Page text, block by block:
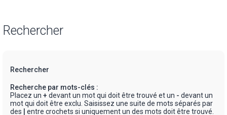
Rechercher
Rechercher
Recherche par mots-clés :
Placez un + devant un mot qui doit être trouvé et un - devant un
mot qui doit être exclu. Saisissez une suite de mots séparés par
des
entre crochets si uniquement un des mots doit être trouvé.